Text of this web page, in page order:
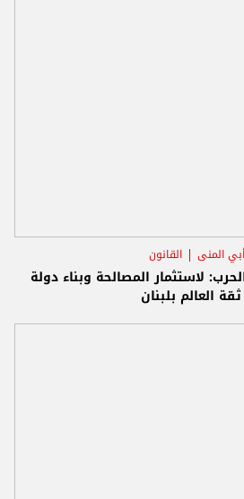
المنى القانون
لاستثمار المصالحة وبناء دولة
العالم بلبنان